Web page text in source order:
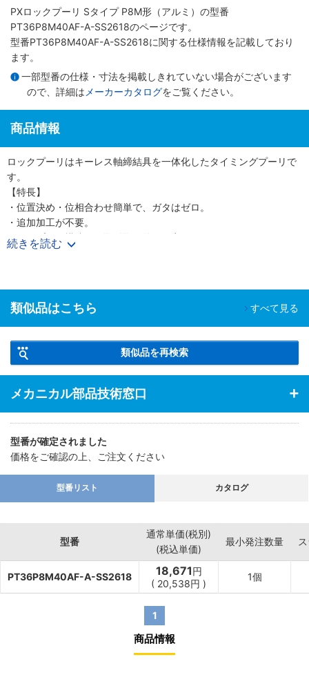
PXロックプーリ Sタイプ P8M形（アルミ） の型番
PT36P8M40AF-A-SS2618のページです。
型番PT36P8M40AF-A-SS2618に関する仕様情報を記載しており
ます。
一部型番の仕様・寸法を掲載しきれていない場合がございます
ので、詳細は メーカーカタログをご覧ください。
商品情報
ロックプーリはキーレス軸締結具を一体化したタイミングプーリで
す。
【特長】
・位置決め・位相合わせ簡単で、ガタはゼロ。
・追加加工が不要。
・シンプルな構造で、取付取り外しが容易。
・緩み止めや軸方向の抜け止め不要。
的です。
続きを読む
類似品はこちら すべて見る
類似品を再検索
メカニカル部品技術窓口
型番が確定されました
価格をご確認の上、ご注文ください
型番リスト カタログ
型番
通常単価(税別)
(税込単価)
最小発注数量
PT36P8M40AF-A-SS2618 18,671円
( 20,538円 )
1個
1
商品情報